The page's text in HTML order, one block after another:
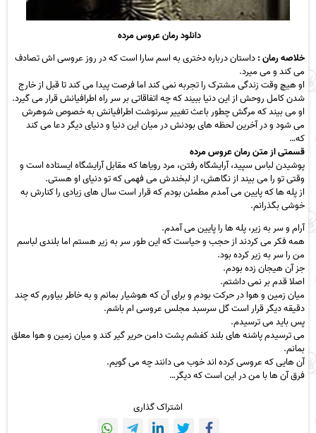
دانلود رمان عروس مرده
خلاصه رمان :داستان درباره دختری به اسم سارا است که در روز عروسی اش تصادف
می کند و می میرد.
او هیچ وقت زندگی مشترک را تجربه نمی کند اما فرصت پیدا می کند تا قبل از خارج
شدن کامل روحش از این دنیا ببیند که چه اتفاقاتی بر سر راه اطرافیانش قرار می گیرد.
او می بیند که مرگش چطور باعث تغییر سرنوشت اطرافیانش به خصوص شوهرش
می شود و در آخرین لحظه های بودنش در میان این دنیا و دنیای دیگر دعا می کند
که…
قسمتی از متن رمان عروس مرده
‫پوشیدن لباس سپید‪ ،‬آرایشگاه رفتن‪ ،‬مرد رویاها که مقابل آرایشگاه‬ ‫ایستاده است و
وقتی تو را می بیند از نگاهش‪ ،‬از لبخندش می فهمی که‬ ‫تو دنیای او هستی‪.
از پله ها که پایین می آمدم مطمئن بودم که قرار است سال های‬ ‫زیادی را کنارش به
خوشی بگذرانم‪.
آرام و سر به زیر‪ ،‬پله ها را پایین می‬ ‫آمدم‪.
همه فکر می کردند از حجب و حیاست که این طور سر به زیر‬ هستم اما بلندی لباسم
من را سر به زیر کرده بود‪.‬‬
جز آن هیجان زده بودم‪ .‬
اصلا قدم بر نمی داشتم‪ .‬
میان زمین و هوا در‬ ‫حرکت بودم و برای آن که هوشیار بمانم و به خاطر بیاورم که چند
دقیقه‬ ‫دیگر قرار است گل سرسبد مجلس عروسی ام باشم‪ .‬
پس باید می ترسیدم‪.‬‬
‫می ترسیدم پاشنه های بلند کفشم پشت دامن حریر گیر کند و میان زمین‬ ‫و هوا معلق
بمانم‪ .‬
آن هایی که عروسی کرده اند خوب می دانند چه می‬ گویم‪ .‬
فرق آن ها با من در این است که دیگر…
اشتراک گذاری